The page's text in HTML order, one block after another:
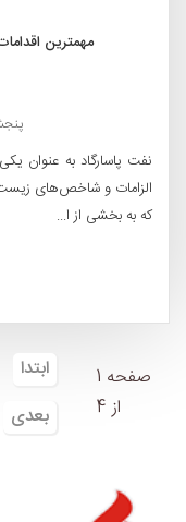
مهمترین
پنجشنبه، 19
نفت پاسارگاد به عنوان
الزامات و شاخص‌های زیست
که به بخشی از ا...
صفحه 1
از 4
ابتدا
بعدی